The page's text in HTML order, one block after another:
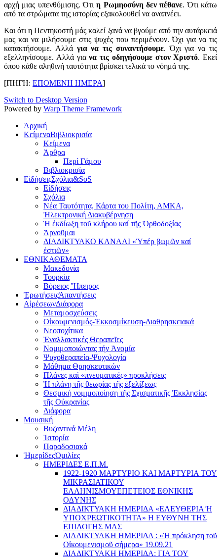
αρχή μιας υπενθύμισης. Ότιη Ρωμηοσύνη δεν πέθανε. Ότι κάτω
από τα στρώματα της ιστορίας εξακολουθεί να αναπνέει.
Και ότι η Πεντηκοστή μάς καλεί ξανά να βγούμε από την αυτάρκειά
μας και να μιλήσουμε στις ψυχές που περιμένουν. Όχι για να τις
κατακτήσουμε. Αλλά για να τις συναντήσουμε. Όχι για να τις
εξελληνίσουμε. Αλλά γιανα τις οδηγήσουμε στον Χριστό. Εκεί
όπου κάθε αληθινή ταυτότητα βρίσκει τελικά το νόημά της.
[ΠΗΓΗ: ΕΠΟΜΕΝΗ ΗΜΕΡΑ]
Switch to Desktop Version
Powered by Warp Theme Framework
Ἀρχική
ΚείμεναΒιβλιοκρισία
Κείμενα
Άρθρα
Περί Γάμου
Βιβλιοκρισία
ΕἰδήσειςΣχόλια&SoS
Εἰδήσεις
Σχόλια
Νέα Ταυτότητα, Κάρτα του Πολίτη, ΑΜΚΑ,
Ἠλεκτρονική Διακυβέρνηση
Ἡ ἐκδίωξη τοῦ κλήρου καί τῆς Ὀρθοδοξίας
Ἀρνοῦμαι
ΔΙΑΔΙΚΤΥΑΚΟ ΚΑΝΑΛΙ «Ὑπέρ βωμῶν καί
ἑστιῶν»
ΕΘΝΙΚΑΘΕΜΑΤΑ
Μακεδονία
Τουρκία
Βόρειος Ἤπειρος
ἘρωτήσειςἈπαντήσεις
ΑἱρέσεωνΔιάφορα
Μεταμοσχεύσεις
Οἰκουμενισμός-Ἐκκοσμίκευση-Διαθρησκειακά
Νεοποχίτικα
Ἐναλλακτικές Θεραπεῖες
Νομιμοποιώντας τήν Ἀνομία
Ψυχοθεραπεία-Ψυχολογία
Μάθημα Θρησκευτικών
Πλάνες καὶ «πνευματικές» προκλήσεις
Ἡ πλάνη τῆς θεωρίας τῆς ἐξελίξεως
Θεσμική νομιμοποίηση τῆς Σχισματικῆς Ἐκκλησίας
τῆς Οὐκρανίας
Διάφορα
Μουσική
Βυζαντινά Μέλη
Ἰστορία
Παραδοσιακά
ἩμερίδεςὉμιλίες
ΗΜΕΡΙΔΕΣ Ε.Π.Μ.
1922-1920 ΜΑΡΤΥΡΙΟ ΚΑI ΜΑΡΤΥΡIΑ ΤΟΥ
ΜΙΚΡΑΣΙΑΤΙΚΟΥ
EΛΛΗΝΙΣΜΟΥEΠEΤΕΙΟΣ EΘΝΙΚHΣ
O∆YΝΗΣ
ΔΙΑΔΙΚΤΥΑΚΗ ΗΜΕΡΙΔΑ «EΛΕΥΘΕΡΙΑ Ή
YΠΟΧΡΕΩΤΙΚΟΤΗΤΑ» Η ΕΥΘΥΝΗ ΤΗΣ
EΠΙΛΟΓΗΣ ΜΑΣ
ΔΙΑΔΙΚΤΥΑΚΗ ΗΜΕΡΙΔΑ : «Ἡ πρόκληση τοῦ
Οἰκουμενισμοῦ σήμερα» 19.09.21
ΔΙΑΔΙΚΤΥΑΚΗ ΗΜΕΡΙΔΑ: ΓΙΑ ΤΟΥ